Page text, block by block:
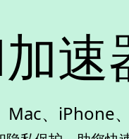
速
、iPhone